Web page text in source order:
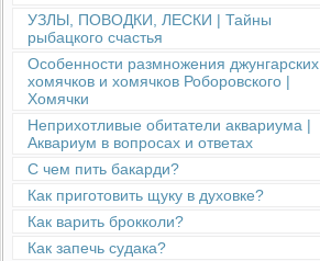
УЗЛЫ, ПОВОДКИ, ЛЕСКИ | Тайны
рыбацкого счастья
Особенности размножения джунгарских
хомячков и хомячков Роборовского |
Хомячки
Неприхотливые обитатели аквариума |
Аквариум в вопросах и ответах
С чем пить бакарди?
Как приготовить щуку в духовке?
Как варить брокколи?
Как запечь судака?